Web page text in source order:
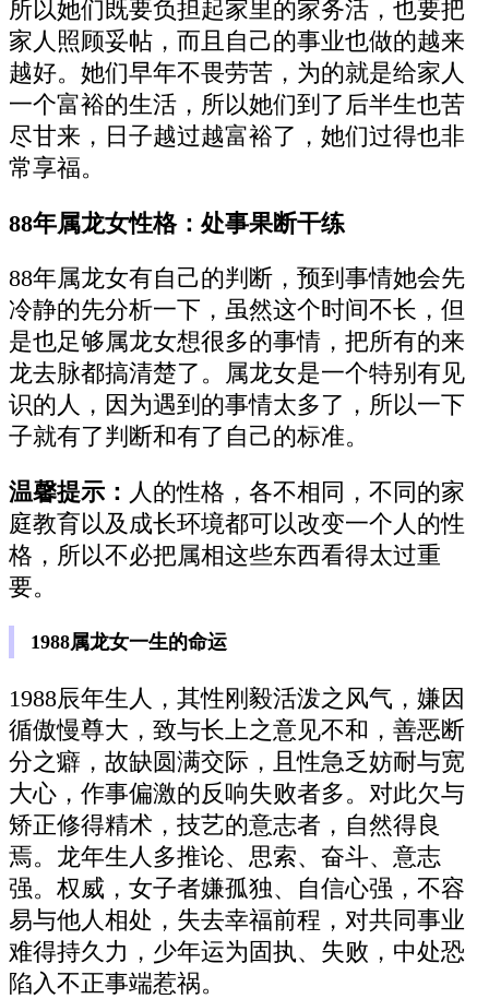
所以她们既要负担起家里的家务活，也要把
家人照顾妥帖，而且自己的事业也做的越来
越好。她们早年不畏劳苦，为的就是给家人
一个富裕的生活，所以她们到了后半生也苦
尽甘来，日子越过越富裕了，她们过得也非
常享福。
88年属龙女性格：处事果断干练
88年属龙女有自己的判断，预到事情她会先
冷静的先分析一下，虽然这个时间不长，但
是也足够属龙女想很多的事情，把所有的来
龙去脉都搞清楚了。属龙女是一个特别有见
识的人，因为遇到的事情太多了，所以一下
子就有了判断和有了自己的标准。
温馨提示： 人的性格，各不相同，不同的家
庭教育以及成长环境都可以改变一个人的性
格，所以不必把属相这些东西看得太过重
要。
1988属龙女一生的命运
1988辰年生人，其性刚毅活泼之风气，嫌因
循傲慢尊大，致与长上之意见不和，善恶断
分之癖，故缺圆满交际，且性急乏妨耐与宽
大心，作事偏激的反响失败者多。对此欠与
矫正修得精术，技艺的意志者，自然得良
焉。龙年生人多推论、思索、奋斗、意志
强。权威，女子者嫌孤独、自信心强，不容
易与他人相处，失去幸福前程，对共同事业
难得持久力，少年运为固执、失败，中处恐
陷入不正事端惹祸。